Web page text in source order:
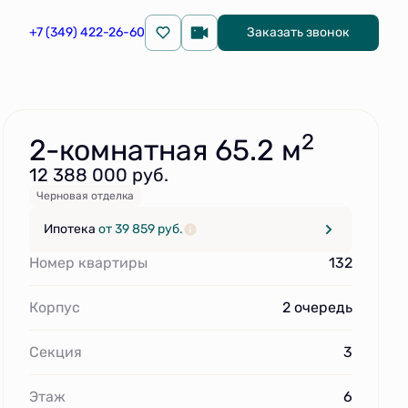
+7 (349) 422-26-60 Заказать звонок
Забронировать
2-комнатная 65.2 м2
12 388 000 руб.
Черновая отделка
Ипотека от 39 859 руб.
Номер квартиры 132
Корпус 2 очередь
Секция 3
Этаж 6